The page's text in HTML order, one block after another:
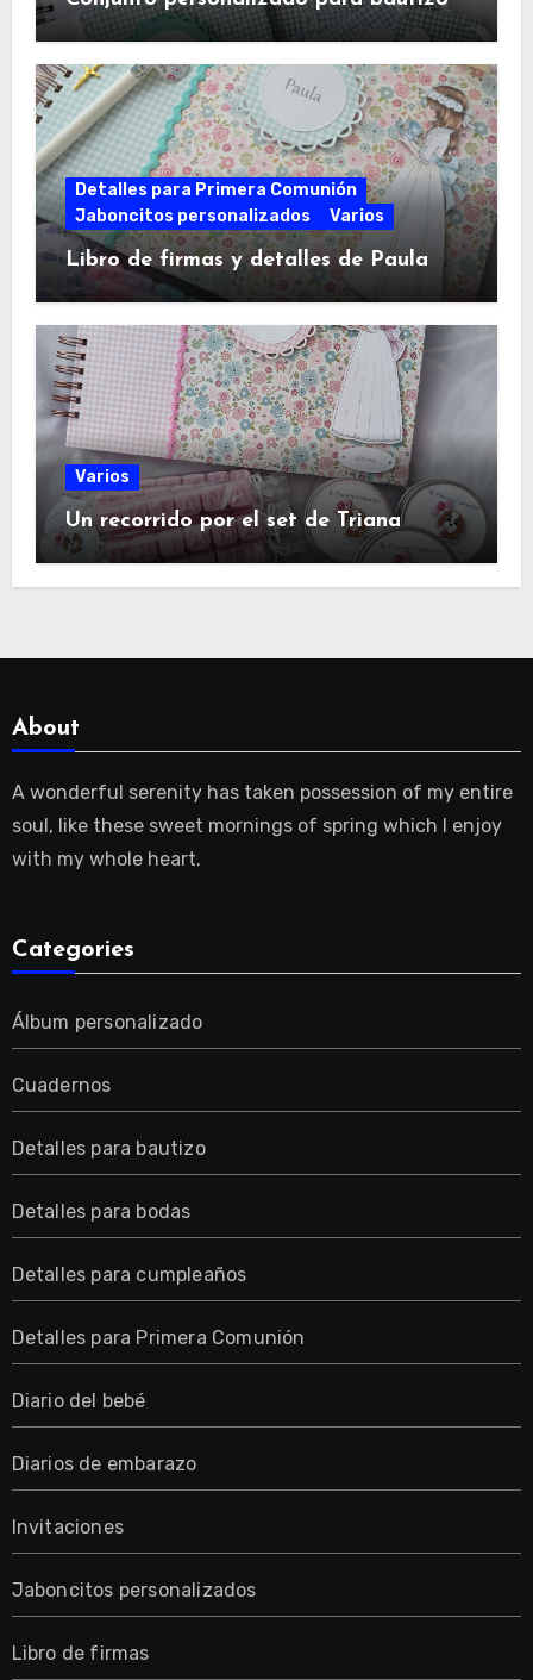
Detalles para Primera Comunión
Jaboncitos personalizados
Varios
Libro de firmas y detalles de Paula
Varios
Un recorrido por el set de Triana
About
A wonderful serenity has taken possession of my entire
soul, like these sweet mornings of spring which I enjoy
with my whole heart.
Categories
Álbum personalizado
Cuadernos
Detalles para bautizo
Detalles para bodas
Detalles para cumpleaños
Detalles para Primera Comunión
Diario del bebé
Diarios de embarazo
Invitaciones
Jaboncitos personalizados
Libro de firmas